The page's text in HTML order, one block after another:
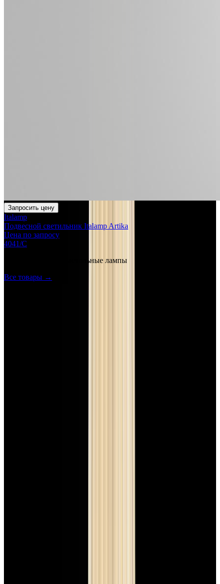
Запросить цену
Italamp
Подвесной светильник Italamp Artika
Цена по запросу
4041/C
Настольные лампы
Все товары →